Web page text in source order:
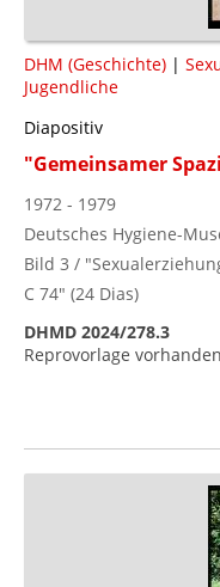
DHM (Geschichte) |
Jugendliche
Diapositiv
"Gemeinsamer
1972 - 1979
Deutsches Hygiene-
Bild 3 /
C 74" (24 Dias)
DHMD 2024/278.3
Reprovorlage vorhanden